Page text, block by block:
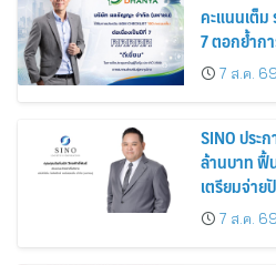
คะแนนเต็ม
7 ตอกย้ำก
รมาภิบาล โ
หุ้น
7 ส.ค.
SINO ประ
ล้านบาท ฟื้
เตรียมจ่า
บาทต่อหุ้น
7 ส.ค.